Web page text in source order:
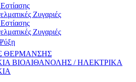
Ζυγαριές
Ζυγαριές
ΘΕΡΜΑΝΣΗΣ
ΒΙΟΑΙΘΑΝΟΛΗΣ / ΗΛΕΚΤΡΙΚΑ